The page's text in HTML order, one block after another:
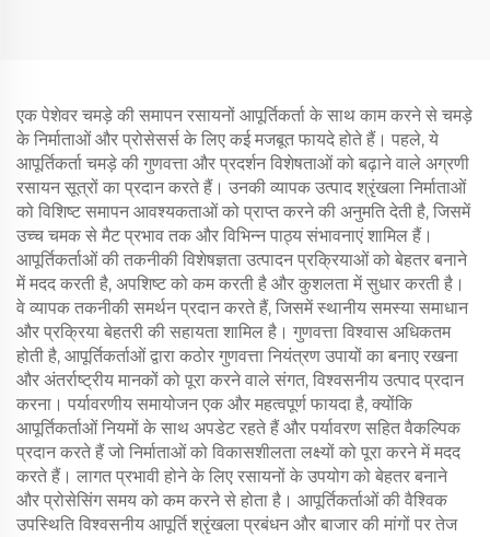
एक पेशेवर चमड़े की समापन रसायनों आपूर्तिकर्ता के साथ काम करने से चमड़े
के निर्माताओं और प्रोसेसर्स के लिए कई मजबूत फायदे होते हैं। पहले, ये
आपूर्तिकर्ता चमड़े की गुणवत्ता और प्रदर्शन विशेषताओं को बढ़ाने वाले अग्रणी
रसायन सूत्रों का प्रदान करते हैं। उनकी व्यापक उत्पाद श्रृंखला निर्माताओं
को विशिष्ट समापन आवश्यकताओं को प्राप्त करने की अनुमति देती है, जिसमें
उच्च चमक से मैट प्रभाव तक और विभिन्न पाठ्य संभावनाएं शामिल हैं।
आपूर्तिकर्ताओं की तकनीकी विशेषज्ञता उत्पादन प्रक्रियाओं को बेहतर बनाने
में मदद करती है, अपशिष्ट को कम करती है और कुशलता में सुधार करती है।
वे व्यापक तकनीकी समर्थन प्रदान करते हैं, जिसमें स्थानीय समस्या समाधान
और प्रक्रिया बेहतरी की सहायता शामिल है। गुणवत्ता विश्वास अधिकतम
होती है, आपूर्तिकर्ताओं द्वारा कठोर गुणवत्ता नियंत्रण उपायों का बनाए रखना
और अंतर्राष्ट्रीय मानकों को पूरा करने वाले संगत, विश्वसनीय उत्पाद प्रदान
करना। पर्यावरणीय समायोजन एक और महत्वपूर्ण फायदा है, क्योंकि
आपूर्तिकर्ताओं नियमों के साथ अपडेट रहते हैं और पर्यावरण सहित वैकल्पिक
प्रदान करते हैं जो निर्माताओं को विकासशीलता लक्ष्यों को पूरा करने में मदद
करते हैं। लागत प्रभावी होने के लिए रसायनों के उपयोग को बेहतर बनाने
और प्रोसेसिंग समय को कम करने से होता है। आपूर्तिकर्ताओं की वैश्विक
उपस्थिति विश्वसनीय आपूर्ति श्रृंखला प्रबंधन और बाजार की मांगों पर तेज